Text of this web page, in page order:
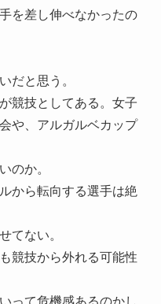
を差し伸べなかったの
だと思う。
競技としてある。女子
や、アルガルベカップ
のか。
から転向する選手は絶
てない。
競技から外れる可能性
って危機感あるのかし